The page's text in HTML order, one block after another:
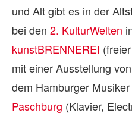
und Alt gibt es in der
bei den 2. KulturWelten
kunstBRENNEREI
mit einer Ausstellung
dem Hamburger Musiker
Paschburg (Klavier,